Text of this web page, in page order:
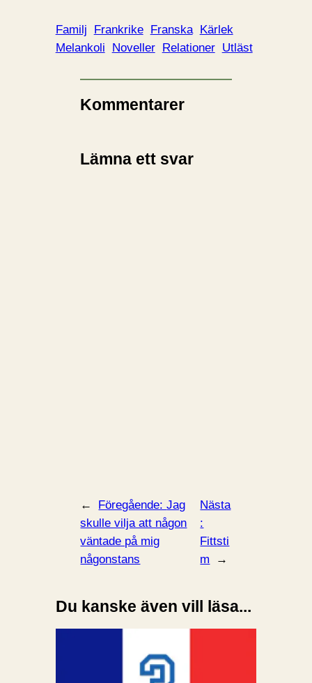
Familj Frankrike Franska
Kärlek
Melankoli
Noveller Relationer Utläst
Kommentarer
Lämna ett svar
← Föregående:Jag
skulle vilja att någon
väntade på mig
någonstans
Nästa
:
Fittsti
m
→
Du kanske även vill läsa...